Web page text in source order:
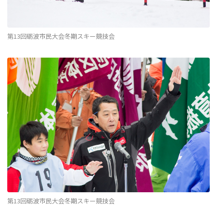
第13回砺波市民大会冬期スキー競技会
第13回砺波市民大会冬期スキー競技会